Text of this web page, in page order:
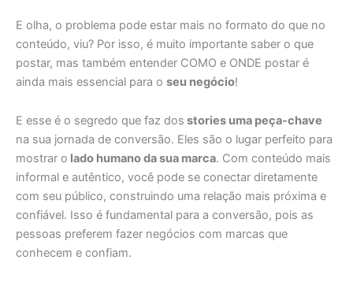
E olha, o problema pode estar mais no formato do que no
conteúdo, viu? Por isso, é muito importante saber o que
postar, mas também entender COMO e ONDE postar é
ainda mais essencial para o seu negócio!
E esse é o segredo que faz dos stories uma peça-chave
na sua jornada de conversão. Eles são o lugar perfeito para
mostrar o lado humano da sua marca. Com conteúdo mais
informal e autêntico, você pode se conectar diretamente
com seu público, construindo uma relação mais próxima e
confiável. Isso é fundamental para a conversão, pois as
pessoas preferem fazer negócios com marcas que
conhecem e confiam.